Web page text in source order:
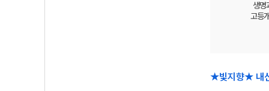
생명
고등
★빛지향★ 내